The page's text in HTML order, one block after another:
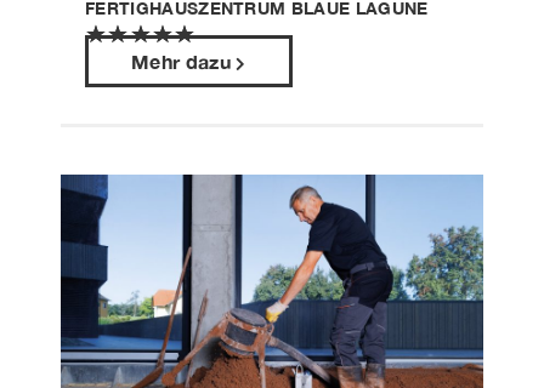
FERTIGHAUSZENTRUM BLAUE LAGUNE
★★★★★
Mehr dazu